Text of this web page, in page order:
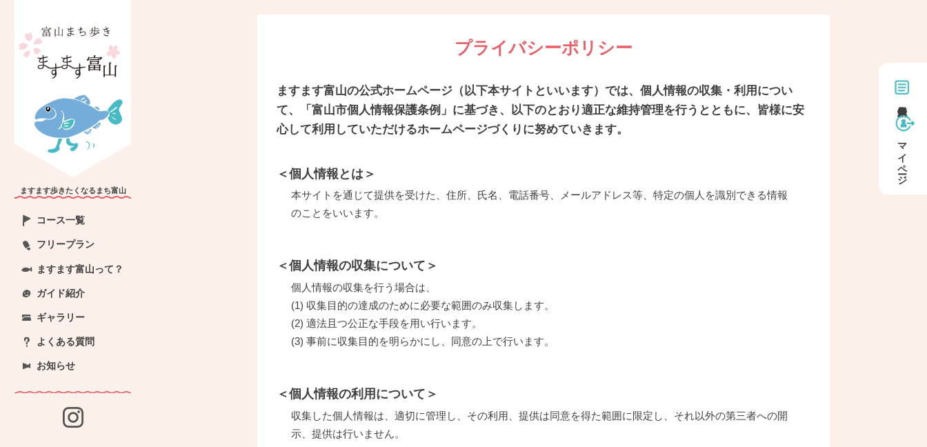
ますます歩きたくなるまち富山
コース一覧
フリープラン
ますます富山って？
ガイド紹介
ギャラリー
よくある質問
お知らせ
マイページ
プライバシーポリシー
ますます富山の公式ホームページ（以下本サイトといいます）では、個人情報の収集・利用につい
て、「富山市個人情報保護条例」に基づき、以下のとおり適正な維持管理を行うとともに、皆様に安
心して利用していただけるホームページづくりに努めていきます。
＜個人情報とは＞
本サイトを通じて提供を受けた、住所、氏名、電話番号、メールアドレス等、特定の個人を識別できる情報
のことをいいます。
＜個人情報の収集について＞
個人情報の収集を行う場合は、
(1) 収集目的の達成のために必要な範囲のみ収集します。
(2) 適法且つ公正な手段を用い行います。
(3) 事前に収集目的を明らかにし、同意の上で行います。
＜個人情報の利用について＞
収集した個人情報は、適切に管理し、その利用、提供は同意を得た範囲に限定し、それ以外の第三者への開
示、提供は行いません。